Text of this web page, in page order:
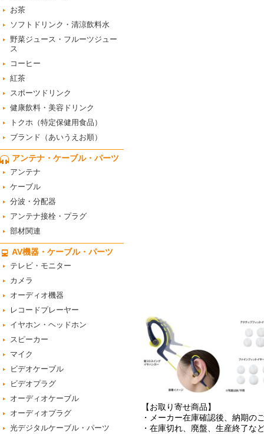
お茶
ソフトドリンク・清涼飲料水
野菜ジュース・フルーツジュー
ス
コーヒー
紅茶
スポーツドリンク
健康飲料・美容ドリンク
トクホ（特定保健用食品）
ブランド（あいうえお順）
アンテナ・ケーブル・パーツ
アンテナ
ケーブル
分波・分配器
アンテナ接栓・プラグ
部材関連
AV機器・ケーブル・パーツ
テレビ・モニター
カメラ
オーディオ機器
レコードプレーヤー
イヤホン・ヘッドホン
スピーカー
マイク
ビデオケーブル
ビデオプラグ
オーディオケーブル
オーディオプラグ
光デジタルケーブル・パーツ
【お取り寄せ商品】
・メーカー在庫確認後、納期の
・在庫切れ、廃盤、生産終了な